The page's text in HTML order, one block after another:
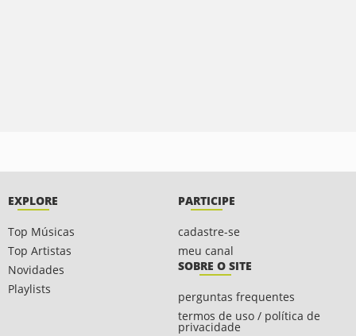
EXPLORE
Top Músicas
Top Artistas
Novidades
Playlists
PARTICIPE
cadastre-se
meu canal
SOBRE O SITE
perguntas frequentes
termos de uso / política de
privacidade